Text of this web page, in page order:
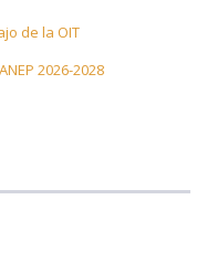
de la OIT
2026-2028